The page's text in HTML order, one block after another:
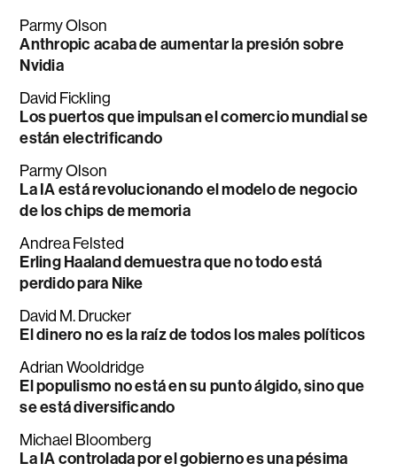
Parmy Olson
Anthropic acaba de aumentar la presión sobre
Nvidia
David Fickling
Los puertos que impulsan el comercio mundial se
están electrificando
Parmy Olson
La IA está revolucionando el modelo de negocio
de los chips de memoria
Andrea Felsted
Erling Haaland demuestra que no todo está
perdido para Nike
David M. Drucker
El dinero no es la raíz de todos los males políticos
Adrian Wooldridge
El populismo no está en su punto álgido, sino que
se está diversificando
Michael Bloomberg
La IA controlada por el gobierno es una pésima